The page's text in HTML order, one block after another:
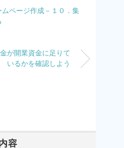
ページ作成－１０．集
が開業資金に足りて
いるかを確認しよう
容